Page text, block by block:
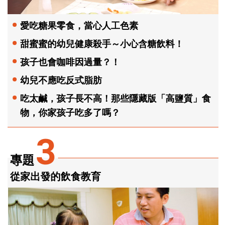
專題3
從家出發的飲食教育
愛吃糖果零食，當心人工色素
甜蜜蜜的幼兒健康殺手～小心含糖飲料！
孩子也會咖啡因過量？！
幼兒不應吃反式脂肪
吃太鹹，孩子長不高！那些隱藏版「高鹽質」食
物，你家孩子吃多了嗎？